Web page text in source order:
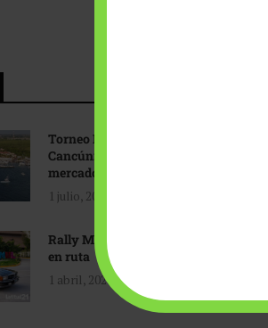
Torneo Internacional de Pesca
Cancún: Navegando hacia nuevos
mercados
1 julio, 2026
Rally Maya: Herencia automotriz
en ruta
1 abril, 2026